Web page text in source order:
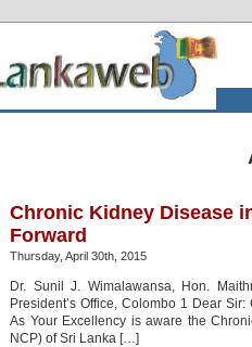
Chronic Kidney Disease
Forward
Thursday, April 30th, 2015
Dr. Sunil J. Wimalawansa, Hon.
President’s Office, Colombo 1 Dear
As Your Excellency is aware the
NCP) of Sri Lanka […]